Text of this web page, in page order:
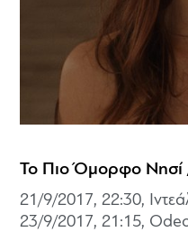
Το Πιο Όμορφο
21/9/2017, 22:30,
23/9/2017, 21:15,